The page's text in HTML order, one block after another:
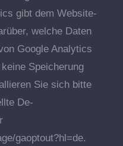
gibt dem Website-
welche Daten
Google Analytics
Speicherung
Sie sich bitte
De-
gaoptout?hl=de.